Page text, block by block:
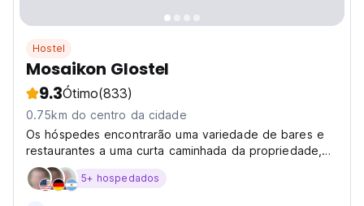
Hostel
Mosaikon Glostel
9.3Ótimo(833)
0.75km do centro da cidade
Os hóspedes encontrarão uma variedade de bares e
restaurantes a uma curta caminhada da propriedade,
enquanto a Praça Syntagma fica apenas a 800 metros
da propriedade.5+ hospedados